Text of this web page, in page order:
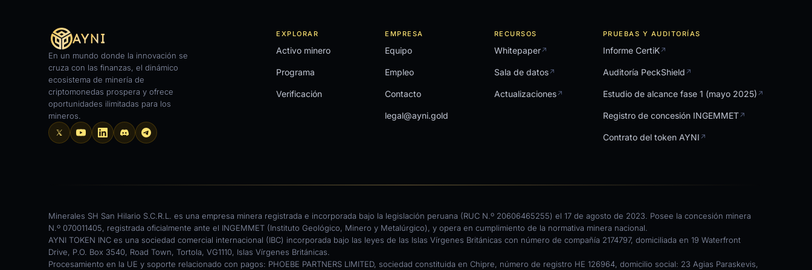
En un mundo donde la innovación se
cruza con las finanzas, el dinámico
ecosistema de minería de
criptomonedas prospera y ofrece
oportunidades ilimitadas para los
mineros.
EXPLORAR
Activo minero
Programa
Verificación
EMPRESA
Equipo
Empleo
Contacto
legal@ayni.gold
RECURSOS
Whitepaper↗
Sala de datos↗
Actualizaciones↗
PRUEBAS Y AUDITORÍAS
Informe CertiK↗
Auditoría PeckShield ↗
Estudio de alcance fase 1 (mayo 2025) ↗
Registro de concesión INGEMMET↗
Contrato del token AYNI ↗
Minerales SH San Hilario S.C.R.L. es una empresa minera registrada e incorporada bajo la legislación peruana (RUC N.º 20606465255) el 17 de agosto de 2023. Posee la concesión minera
N.º 070011405, registrada oficialmente ante el INGEMMET (Instituto Geológico, Minero y Metalúrgico), y opera en cumplimiento de la normativa minera nacional.
AYNI TOKEN INC es una sociedad comercial internacional (IBC) incorporada bajo las leyes de las Islas Vírgenes Británicas con número de compañía 2174797, domiciliada en 19 Waterfront
Drive, P.O. Box 3540, Road Town, Tortola, VG1110, Islas Vírgenes Británicas.
Procesamiento en la UE y soporte relacionado con pagos: PHOEBE PARTNERS LIMITED, sociedad constituida en Chipre, número de registro HE 126964, domicilio social: 23 Agias Paraskevis,